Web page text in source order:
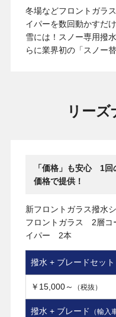
いま
冬場などフロントガラ
イパーを数回動かすだ
雪には！スノー専用撥
らに業界初の「スノー
リー
「価格」も安心 1回
価格で提供！
新フロントガラス撥水
フロントガラス 2層コ
イパー 2本
撥水 + ブレードセット
￥15,000～ （税抜）
撥水 + ブレード （輸入